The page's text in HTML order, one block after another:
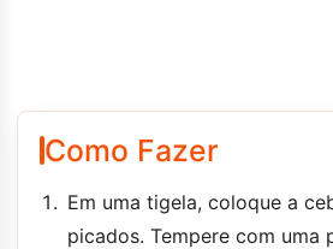
Como Fazer
Em uma tigela, coloque a
picados. Tempere com uma